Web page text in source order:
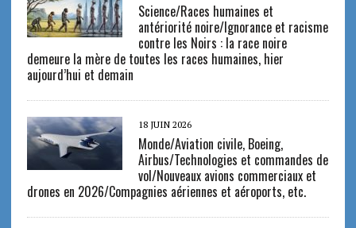
Science/Races humaines et
antériorité noire/Ignorance et racisme
contre les Noirs : la race noire
demeure la mère de toutes les races humaines, hier
aujourd’hui et demain
18 JUIN 2026
Monde/Aviation civile, Boeing,
Airbus/Technologies et commandes de
vol/Nouveaux avions commerciaux et
drones en 2026/Compagnies aériennes et aéroports, etc.